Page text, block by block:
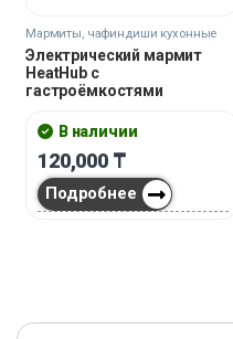
Мармиты, чафиндиши кухонные
Электрический мармит
HeatHub с
гастроёмкостями
В наличии
120,000 ₸
Подробнее